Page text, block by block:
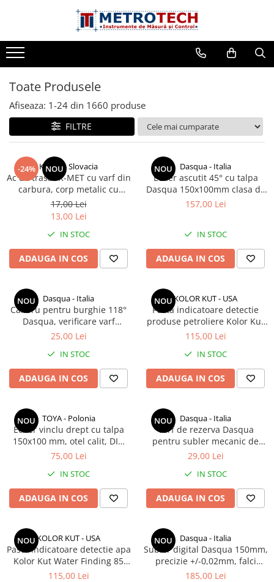
Toate Produsele
Sublere
Sublere digitale
Sublere mecanice
Sublere digitale de adancime
Sublere mecanice de adancime
Sublere cu cadran
Sublere speciale digitale
Sublere speciale mecanice
Sublere digitale de inaltime
Sublere mecanice de inaltime
Rigle digitale
Transfer date sublere
Micrometre
Micrometre mecanice
Micrometre de interior in 2 puncte
Micrometre tubulare de interior
Micrometre mecanice de interior
in 3 puncte
Micrometre digitale de interior in
Micrometre pentru caneluri
Micrometre cu disc
Micrometre pentru filete
Micrometre speciale
Toate Produsele
Afiseaza: 1-24 din 1660 produse
FILTRE
-24% NOU
K-MET - Slovacia
Ac de trasat K-MET cu varf din
carbura, corp metalic cu
manson, lungime 150mm
17,00 Lei
13,00 Lei
IN STOC
ADAUGA IN COS
NOU Dasqua - Italia
Echer ascutit 45° cu talpa
Dasqua 150x100mm clasa de
precizie II toleranta 0,035mm
157,00 Lei
IN STOC
ADAUGA IN COS
NOU Dasqua - Italia
Calibru pentru burghie 118°
Dasqua, verificare varf
elicoidal pana la Φ50 mm,
25,00 Lei
IN STOC
ADAUGA IN COS
NOUKOLOR KUT - USA
Pasta indicatoare detectie
produse petroliere Kolor Kut
Gasoline Gauging Paste 62
115,00 Lei
IN STOC
ADAUGA IN COS
NOU TOYA - Polonia
Echer vinclu drept cu talpa
150x100 mm, otel calit, DIN
875, clasa II
75,00 Lei
IN STOC
ADAUGA IN COS
NOU Dasqua - Italia
Varf de rezerva Dasqua
pentru subler mecanic de
trasat
29,00 Lei
IN STOC
ADAUGA IN COS
NOUKOLOR KUT - USA
Pasta indicatoare detectie apa
Kolor Kut Water Finding 85
grame
115,00 Lei
NOU Dasqua - Italia
Subler digital Dasqua 150mm,
precizie +/-0,02mm, falci
40mm
185,00 Lei